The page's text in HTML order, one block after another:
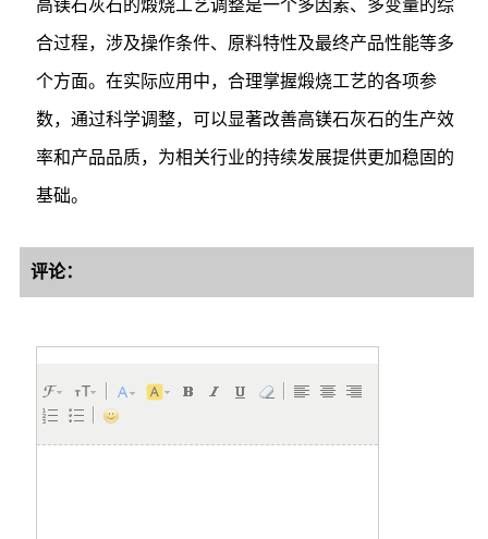
高镁石灰石的煅烧工艺调整是一个多因素、多变量的综
合过程，涉及操作条件、原料特性及最终产品性能等多
个方面。在实际应用中，合理掌握煅烧工艺的各项参
数，通过科学调整，可以显著改善高镁石灰石的生产效
率和产品品质，为相关行业的持续发展提供更加稳固的
基础。
评论：